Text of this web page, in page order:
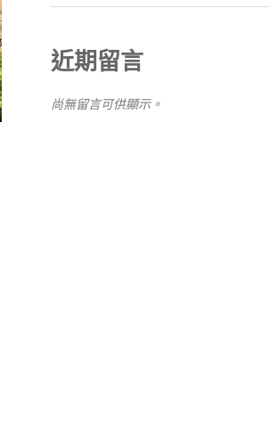
近期留言
尚無留言可供顯示。